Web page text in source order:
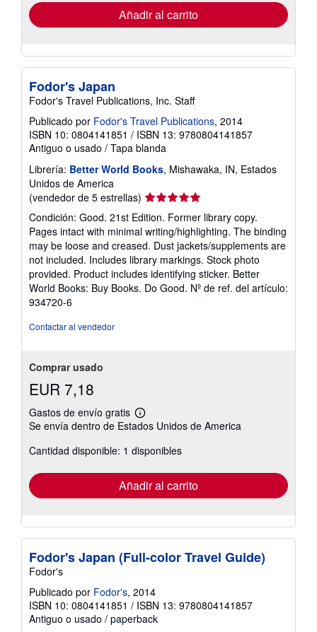
envío
Añadir al carrito
Fodor's Japan
Fodor's Travel Publications, Inc. Staff
Publicado por Fodor's Travel Publications, 2014
ISBN 10: 0804141851 / ISBN 13: 9780804141857
Antiguo o usado / Tapa blanda
Librería: Better World Books, Mishawaka, IN, Estados
Unidos de America
(vendedor de 5 estrellas) Calificación
del
vendedor:
5
de
5
estrellas
Condición: Good. 21st Edition. Former library copy.
Pages intact with minimal writing/highlighting. The binding
may be loose and creased. Dust jackets/supplements are
not included. Includes library markings. Stock photo
provided. Product includes identifying sticker. Better
World Books: Buy Books. Do Good. Nº de ref. del artículo:
934720-6
Contactar al vendedor
Comprar usado
EUR 7,18
Gastos de envío gratis
Más
información
las
tarifas
envío
Se envía dentro de Estados Unidos de America
Cantidad disponible: 1 disponibles
Añadir al carrito
Fodor's Japan (Full-color Travel Guide)
Fodor's
Publicado por Fodor's, 2014
ISBN 10: 0804141851 / ISBN 13: 9780804141857
Antiguo o usado / paperback